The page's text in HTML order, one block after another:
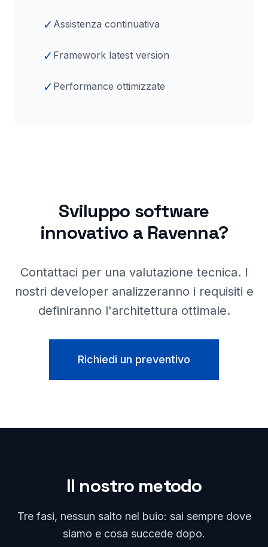
✓ Assistenza continuativa
✓ Framework latest version
✓ Performance ottimizzate
Sviluppo software
innovativo a Ravenna?
Contattaci per una valutazione tecnica. I
nostri developer analizzeranno i requisiti e
definiranno l'architettura ottimale.
Richiedi un preventivo
Il nostro metodo
Tre fasi, nessun salto nel buio: sai sempre dove
siamo e cosa succede dopo.